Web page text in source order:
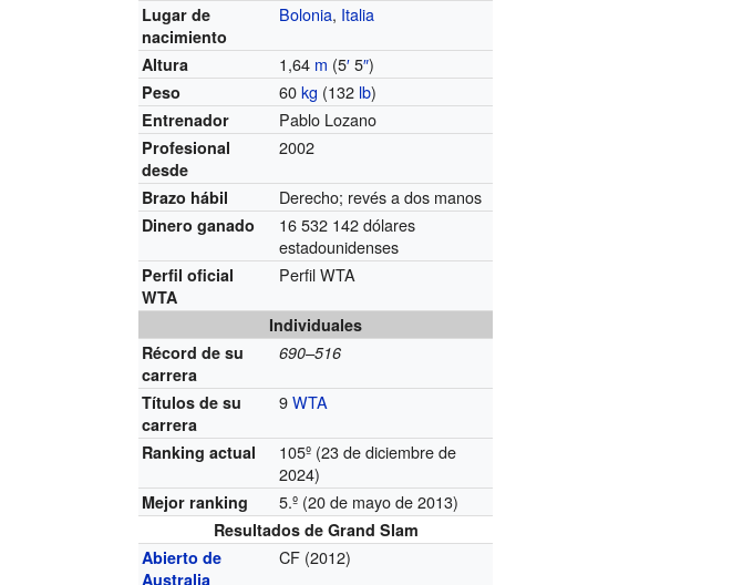
Lugar de
nacimiento
Bolonia, Italia
Altura 1,64 m (5′5″)
Peso 60kg (132 lb)
Entrenador Pablo Lozano
Profesional
desde
2002
Brazo hábil Derecho; revés a dos manos
Dinero ganado
16 532 142 dólares
estadounidenses
Perfil oficial
WTA
Perfil WTA
Individuales
Récord de su
carrera
690–516
Títulos de su
carrera
9WTA
Ranking actual
105º (23 de diciembre de
2024)
Mejor ranking 5.º (20 de mayo de 2013)
Resultados de Grand Slam
Abierto de
Australia
CF (2012)